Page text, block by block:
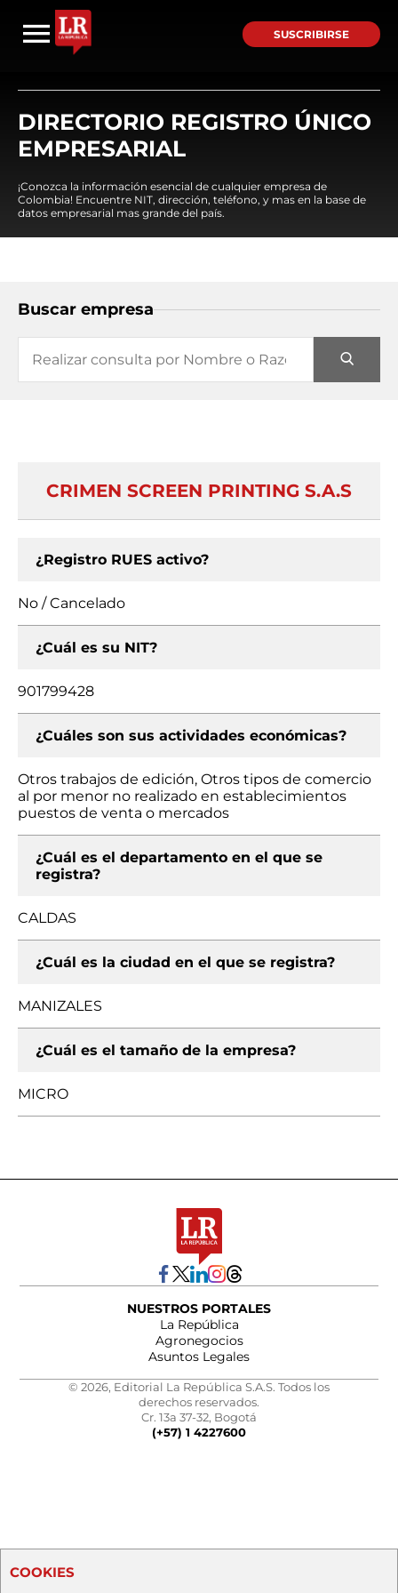
SUSCRIBIRSE
DIRECTORIO REGISTRO ÚNICO
EMPRESARIAL
¡Conozca la información esencial de cualquier empresa de
Colombia! Encuentre NIT, dirección, teléfono, y mas en la base de
datos empresarial mas grande del país.
Buscar empresa
CRIMEN SCREEN PRINTING S.A.S
¿Registro RUES activo?
No / Cancelado
¿Cuál es su NIT?
901799428
¿Cuáles son sus actividades económicas?
Otros trabajos de edición, Otros tipos de comercio
al por menor no realizado en establecimientos
puestos de venta o mercados
¿Cuál es el departamento en el que se
registra?
CALDAS
¿Cuál es la ciudad en el que se registra?
MANIZALES
¿Cuál es el tamaño de la empresa?
MICRO
NUESTROS PORTALES
La República
Agronegocios
Asuntos Legales
© 2026, Editorial La República S.A.S. Todos los
derechos reservados.
Cr. 13a 37-32, Bogotá
(+57) 1 4227600
COOKIES